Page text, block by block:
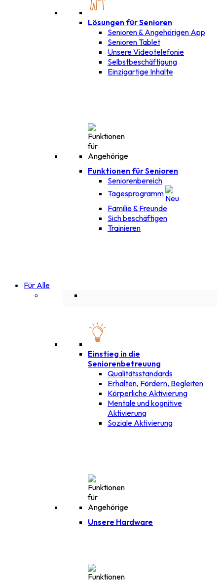
Lösungen für Senioren
Senioren & Angehörigen App
Senioren Tablet
Unsere Videotelefonie
Selbstbeschäftigung
Einzigartige Inhalte
Funktionen für Senioren
Seniorenbereich
Tagesprogramm
Familie & Freunde
Sich beschäftigen
Trainieren
Für Alle
Einstieg in die
Seniorenbetreuung
Qualitätsstandards
Erhalten, Fördern, Begleiten
Körperliche Aktivierung
Mentale und kognitive
Aktivierung
Soziale Aktivierung
Unsere Hardware